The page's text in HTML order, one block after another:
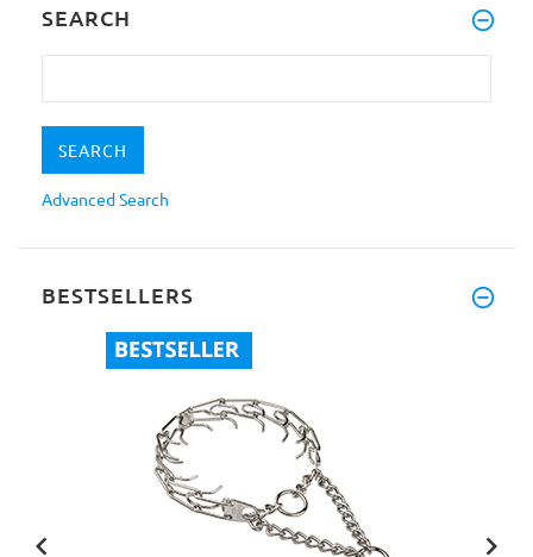
SEARCH
Advanced Search
BESTSELLERS